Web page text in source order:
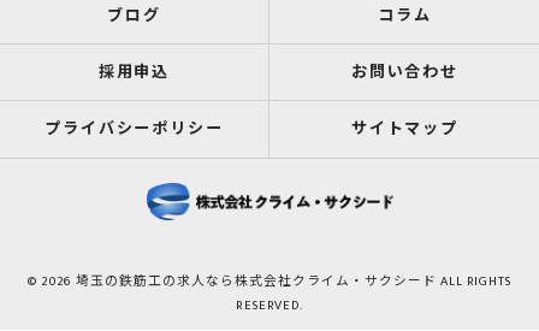
ブログ コラム
採用申込 お問い合わせ
プライバシーポリシー サイトマップ
© 2026 埼玉の鉄筋工の求人なら株式会社クライム・サクシード ALL RIGHTS
RESERVED.